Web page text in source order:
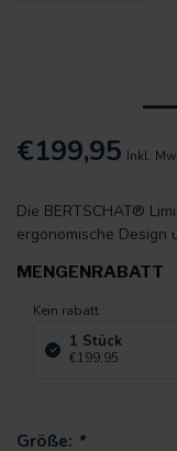
€199,95 Inkl.
Die BERTSCHAT®
ergonomische Design
MENGENRABATT
Kein rabatt
1 Stück
€199,95
Größe: *